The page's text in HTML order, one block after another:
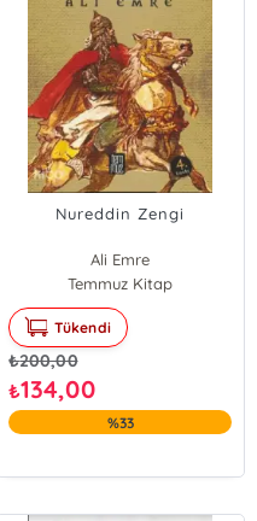
Nureddin Zengi
Ali Emre
Temmuz Kitap
Tükendi
₺200,00
₺134,00
%33